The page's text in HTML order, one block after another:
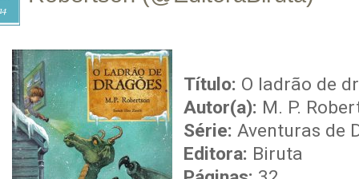
Título: O ladrão de
Autor(a): M. P.
Série: Aventuras de
Editora: Biruta